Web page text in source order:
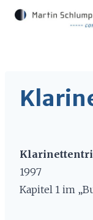
Zum
1997
Kapitel 1 im